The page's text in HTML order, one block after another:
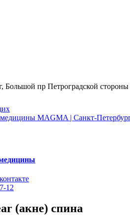
Большой пр Петроградской стороны
12
(акне) спина